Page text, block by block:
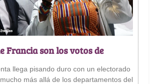
Francia son los votos de
llega pisando duro con un electorado
más allá de los departamentos del